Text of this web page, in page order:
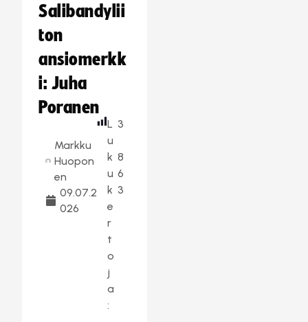
Salibandylii
ton
ansiomerkk
i: Juha
Poranen
Markku
Huopon
en
09.07.2
026
L
u
k
u
k
e
r
t
o
j
a
:
3
8
6
3